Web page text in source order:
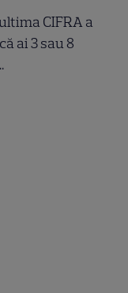
CIFRA a
ai 3 sau 8